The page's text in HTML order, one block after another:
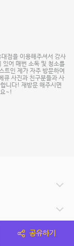
점을 이용해주셔서 감사
있어 매번 소독 및 청소를
트인 제가 자주 방문하여
큐 사진과 친구분들과 사
니다! 재방문 해주시면
~!
공유하기